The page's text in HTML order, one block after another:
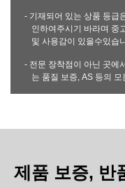
- 기재되어 있는 상품 등급
인하여주시기 바라며 중
및 사용감이 있을수있습
- 전문 장착점이 아닌 곳에
는 품질 보증, AS 등의
제품 보증, 반